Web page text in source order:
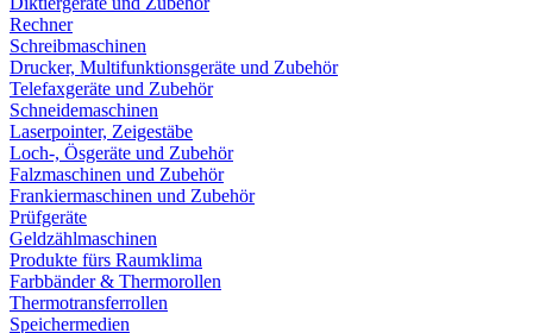
Rechner
Schreibmaschinen
Drucker, Multifunktionsgeräte und Zubehör
Telefaxgeräte und Zubehör
Schneidemaschinen
Laserpointer, Zeigestäbe
Loch-, Ösgeräte und Zubehör
Falzmaschinen und Zubehör
Frankiermaschinen und Zubehör
Prüfgeräte
Geldzählmaschinen
Produkte fürs Raumklima
Farbbänder & Thermorollen
Thermotransferrollen
Speichermedien